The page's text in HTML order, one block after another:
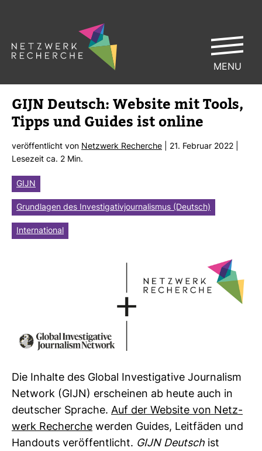
GIJN Deutsch: Web­site mit Tools,
Tipps und Guides ist online
ver­öf­fent­licht von Netz­werk Recherche | 21. Februar 2022 |
Lese­zeit ca. 2 Min.
GIJN
Grundlagen des Investigativjournalismus (Deutsch)
International
Die Inhalte des Global Inves­ti­ga­tive Jour­na­lism
Net­work (GIJN) erscheinen ab heute auch in
deut­scher Sprache. Auf der Web­site von Netz­
werk Recherche werden Guides, Leit­fäden und
Hand­outs ver­öf­fent­licht. GIJN Deutsch ist
MENU